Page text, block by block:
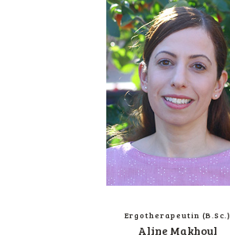
Ergo­the­ra­peu­tin (B.Sc.)
Ali­ne Makhoul